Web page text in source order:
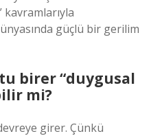
kavramlarıyla
güçlü bir gerilim
birer “duygusal
mi?
girer. Çünkü